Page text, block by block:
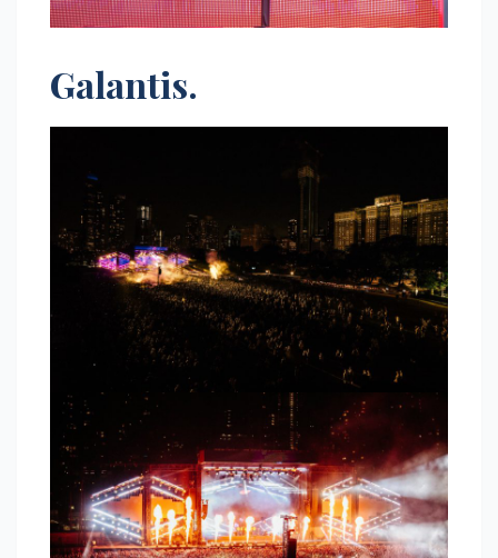
Galantis.